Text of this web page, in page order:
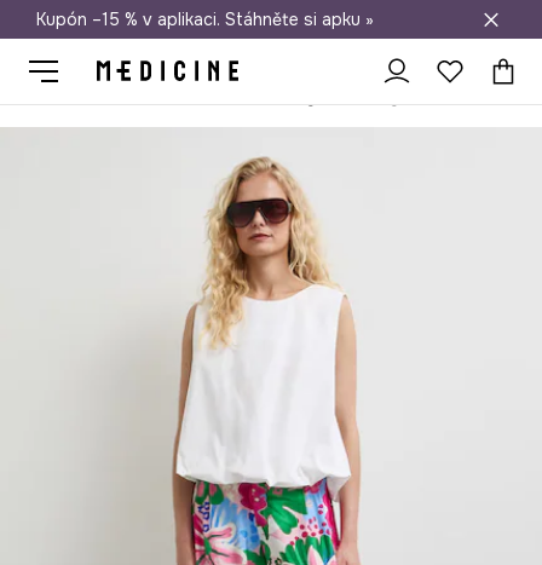
Doprava zdarma při nákupu nad 1 200 Kč
Kupón –15 % v aplikaci. Stáhněte si apku »